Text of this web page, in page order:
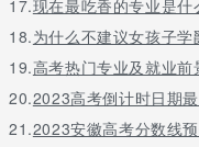
17.现在最吃香的专业是
18.为什么不建议女孩子
19.高考热门专业及就业
20.2023高考倒计时日期
21.2023安徽高考分数线